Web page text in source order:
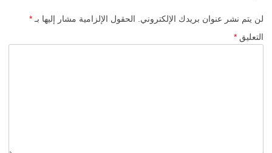
لن يتم نشر عنوان بريدك الإلكتروني. الحقول الإلزامية مشار إليها بـ *
التعليق *